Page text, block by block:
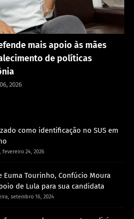
mais apoio às mães
de políticas
2026
como identificação no SUS em
24, 2026
Euma Tourinho, Confúcio Moura
de Lula para sua candidata
setembro 16, 2024